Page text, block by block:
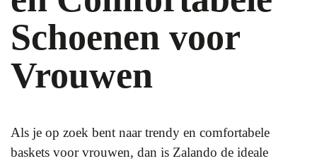
Schoenen voor
Vrouwen
Als je op zoek bent naar trendy en comfortabele
baskets voor vrouwen, dan is Zalando de ideale